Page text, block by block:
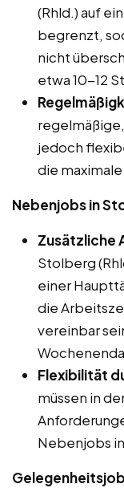
(Rhld.) auf
begrenzt,
nicht
etwa 10-12
jedoch
die
Nebenjobs in
Zusätzliche
Stolberg
einer
die
vereinbar
Flexibilität
müssen in
Nebenjobs